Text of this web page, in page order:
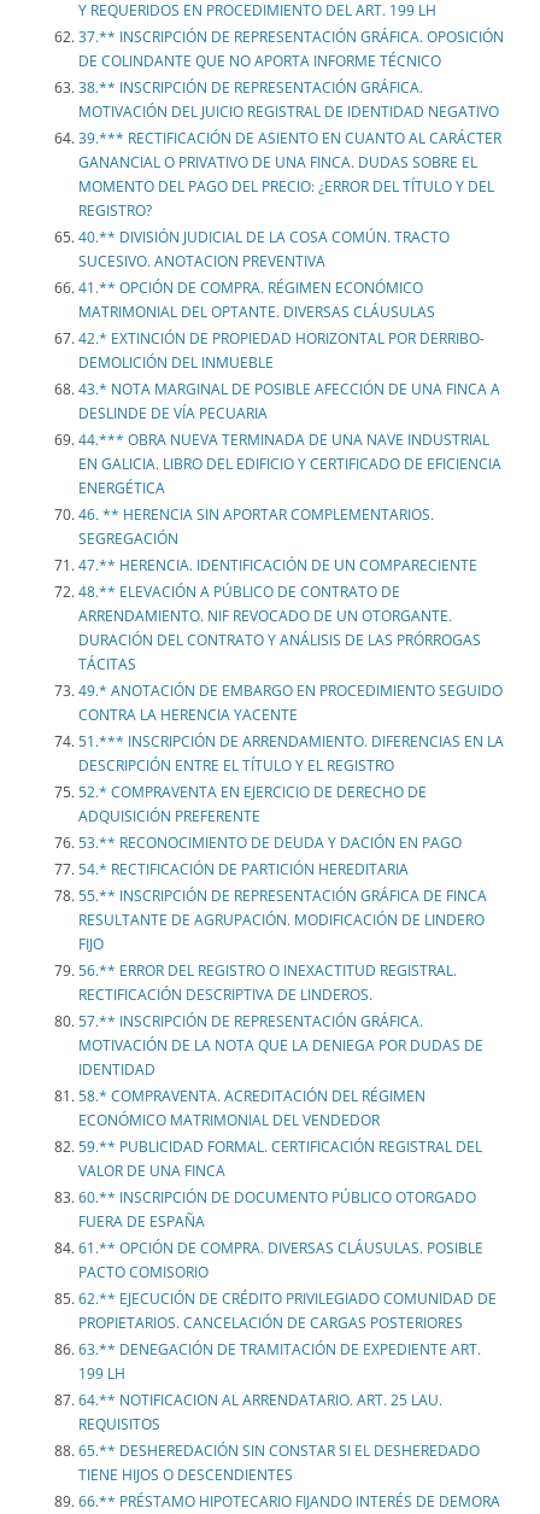
Y REQUERIDOS EN PROCEDIMIENTO DEL ART. 199 LH
37.** INSCRIPCIÓN DE REPRESENTACIÓN GRÁFICA. OPOSICIÓN
DE COLINDANTE QUE NO APORTA INFORME TÉCNICO
38.** INSCRIPCIÓN DE REPRESENTACIÓN GRÁFICA.
MOTIVACIÓN DEL JUICIO REGISTRAL DE IDENTIDAD NEGATIVO
39.*** RECTIFICACIÓN DE ASIENTO EN CUANTO AL CARÁCTER
GANANCIAL O PRIVATIVO DE UNA FINCA. DUDAS SOBRE EL
MOMENTO DEL PAGO DEL PRECIO: ¿ERROR DEL TÍTULO Y DEL
REGISTRO?
40.** DIVISIÓN JUDICIAL DE LA COSA COMÚN. TRACTO
SUCESIVO. ANOTACION PREVENTIVA
41.** OPCIÓN DE COMPRA. RÉGIMEN ECONÓMICO
MATRIMONIAL DEL OPTANTE. DIVERSAS CLÁUSULAS
42.* EXTINCIÓN DE PROPIEDAD HORIZONTAL POR DERRIBO-
DEMOLICIÓN DEL INMUEBLE
43.* NOTA MARGINAL DE POSIBLE AFECCIÓN DE UNA FINCA A
DESLINDE DE VÍA PECUARIA
44.*** OBRA NUEVA TERMINADA DE UNA NAVE INDUSTRIAL
EN GALICIA. LIBRO DEL EDIFICIO Y CERTIFICADO DE EFICIENCIA
ENERGÉTICA
46. ** HERENCIA SIN APORTAR COMPLEMENTARIOS.
SEGREGACIÓN
47.** HERENCIA. IDENTIFICACIÓN DE UN COMPARECIENTE
48.** ELEVACIÓN A PÚBLICO DE CONTRATO DE
ARRENDAMIENTO. NIF REVOCADO DE UN OTORGANTE.
DURACIÓN DEL CONTRATO Y ANÁLISIS DE LAS PRÓRROGAS
TÁCITAS
49.* ANOTACIÓN DE EMBARGO EN PROCEDIMIENTO SEGUIDO
CONTRA LA HERENCIA YACENTE
51.*** INSCRIPCIÓN DE ARRENDAMIENTO. DIFERENCIAS EN LA
DESCRIPCIÓN ENTRE EL TÍTULO Y EL REGISTRO
52.* COMPRAVENTA EN EJERCICIO DE DERECHO DE
ADQUISICIÓN PREFERENTE
53.** RECONOCIMIENTO DE DEUDA Y DACIÓN EN PAGO
54.* RECTIFICACIÓN DE PARTICIÓN HEREDITARIA
55.** INSCRIPCIÓN DE REPRESENTACIÓN GRÁFICA DE FINCA
RESULTANTE DE AGRUPACIÓN. MODIFICACIÓN DE LINDERO
FIJO
56.** ERROR DEL REGISTRO O INEXACTITUD REGISTRAL.
RECTIFICACIÓN DESCRIPTIVA DE LINDEROS.
57.** INSCRIPCIÓN DE REPRESENTACIÓN GRÁFICA.
MOTIVACIÓN DE LA NOTA QUE LA DENIEGA POR DUDAS DE
IDENTIDAD
58.* COMPRAVENTA. ACREDITACIÓN DEL RÉGIMEN
ECONÓMICO MATRIMONIAL DEL VENDEDOR
59.** PUBLICIDAD FORMAL. CERTIFICACIÓN REGISTRAL DEL
VALOR DE UNA FINCA
60.** INSCRIPCIÓN DE DOCUMENTO PÚBLICO OTORGADO
FUERA DE ESPAÑA
61.** OPCIÓN DE COMPRA. DIVERSAS CLÁUSULAS. POSIBLE
PACTO COMISORIO
62.** EJECUCIÓN DE CRÉDITO PRIVILEGIADO COMUNIDAD DE
PROPIETARIOS. CANCELACIÓN DE CARGAS POSTERIORES
63.** DENEGACIÓN DE TRAMITACIÓN DE EXPEDIENTE ART.
199 LH
64.** NOTIFICACION AL ARRENDATARIO. ART. 25 LAU.
REQUISITOS
65.** DESHEREDACIÓN SIN CONSTAR SI EL DESHEREDADO
TIENE HIJOS O DESCENDIENTES
66.** PRÉSTAMO HIPOTECARIO FIJANDO INTERÉS DE DEMORA